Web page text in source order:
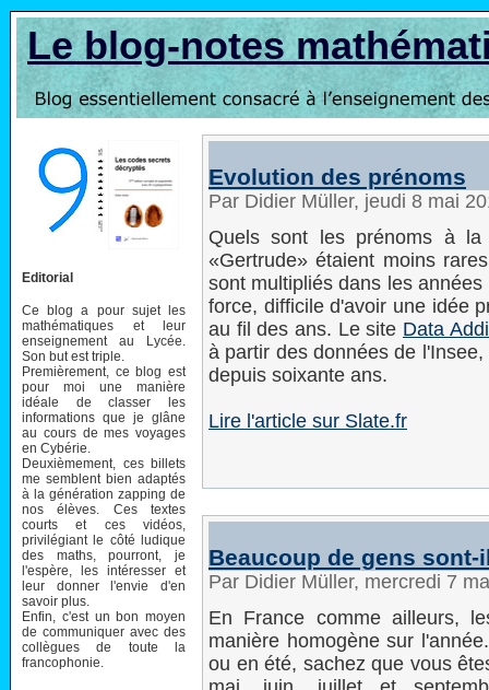
Le blog-notes
Editorial
Ce blog a pour sujet les
mathématiques et leur
enseignement au Lycée.
Son but est triple.
Premièrement, ce blog est
pour moi une manière
idéale de classer les
informations que je glâne
au cours de mes voyages
en Cybérie.
Deuxièmement, ces billets
me semblent bien adaptés
à la génération zapping de
nos élèves. Ces textes
courts et ces vidéos,
privilégiant le côté ludique
des maths, pourront, je
l'espère, les intéresser et
leur donner l'envie d'en
savoir plus.
Enfin, c'est un bon moyen
de communiquer avec des
collègues de toute la
francophonie.
Evolution des prénoms
Par Didier Müller, jeudi 8 mai
Quels sont les prénoms à
«Gertrude» étaient moins
sont multipliés dans les
force, difficile d'avoir une idée
au fil des ans. Le site Data
à partir des données de
depuis soixante ans.
Lire l'article sur Slate.fr
Beaucoup de gens
Par Didier Müller, mercredi 7
En France comme ailleurs,
manière homogène sur
ou en été, sachez que vous